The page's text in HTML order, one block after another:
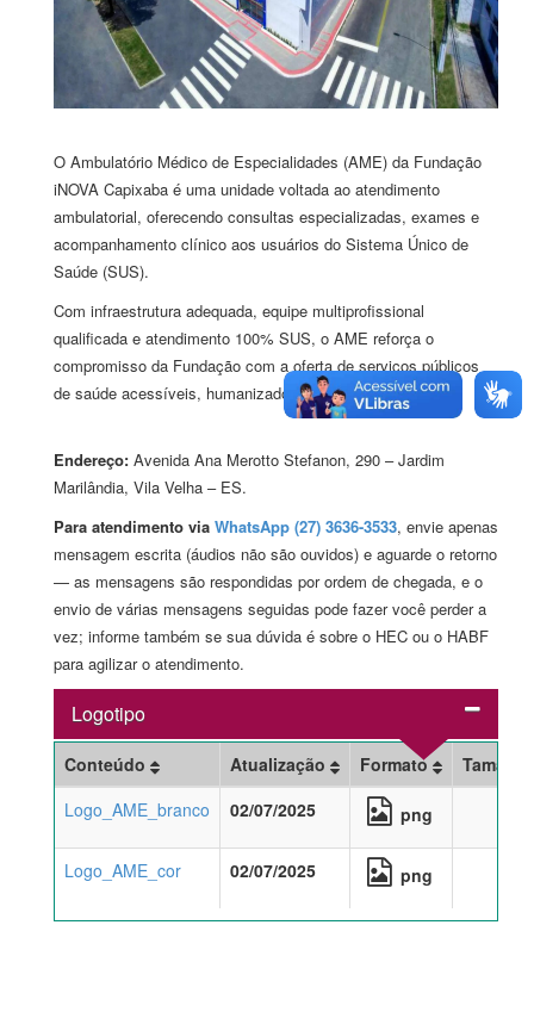
O Ambulatório Médico de Especialidades (AME) da Fundação
iNOVA Capixaba é uma unidade voltada ao atendimento
ambulatorial, oferecendo consultas especializadas, exames e
acompanhamento clínico aos usuários do Sistema Único de
Saúde (SUS).
Com infraestrutura adequada, equipe multiprofissional
qualificada e atendimento 100% SUS, o AME reforça o
compromisso da Fundação com a oferta de serviços públicos
de saúde acessíveis, humanizados e de qualidade.
Endereço: Avenida Ana Merotto Stefanon, 290 – Jardim
Marilândia, Vila Velha – ES.
Para atendimento via WhatsApp (27) 3636-3533, envie apenas
mensagem escrita (áudios não são ouvidos) e aguarde o retorno
— as mensagens são respondidas por ordem de chegada, e o
envio de várias mensagens seguidas pode fazer você perder a
vez; informe também se sua dúvida é sobre o HEC ou o HABF
para agilizar o atendimento.
Logotipo
Conteúdo Atualização Formato
Logo_AME_branco
02/07/2025 png
Logo_AME_cor 02/07/2025 png